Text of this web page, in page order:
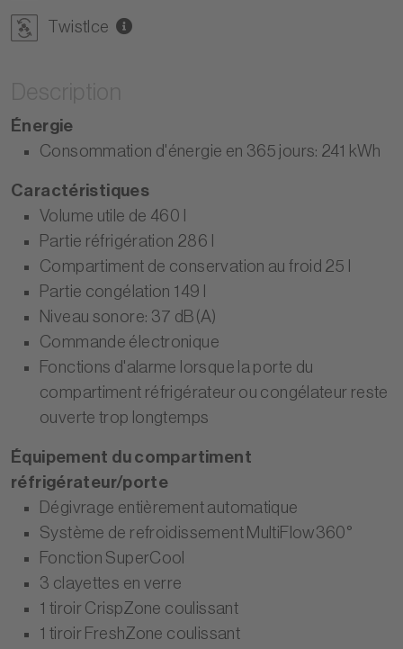
TwistIce
Énergie
Consommation d'énergie en 365 jours: 241 kWh
Caractéristiques
Volume utile de 460 l
Partie réfrigération 286 l
Compartiment de conservation au froid 25 l
Partie congélation 149 l
Niveau sonore: 37 dB(A)
Commande électronique
Fonctions d'alarme lorsque la porte du
compartiment réfrigérateur ou congélateur reste
ouverte trop longtemps
Équipement du compartiment
réfrigérateur/porte
Dégivrage entièrement automatique
Système de refroidissement MultiFlow360°
Fonction SuperCool
3 clayettes en verre
1 tiroir CrispZone coulissant
1 tiroir FreshZone coulissant